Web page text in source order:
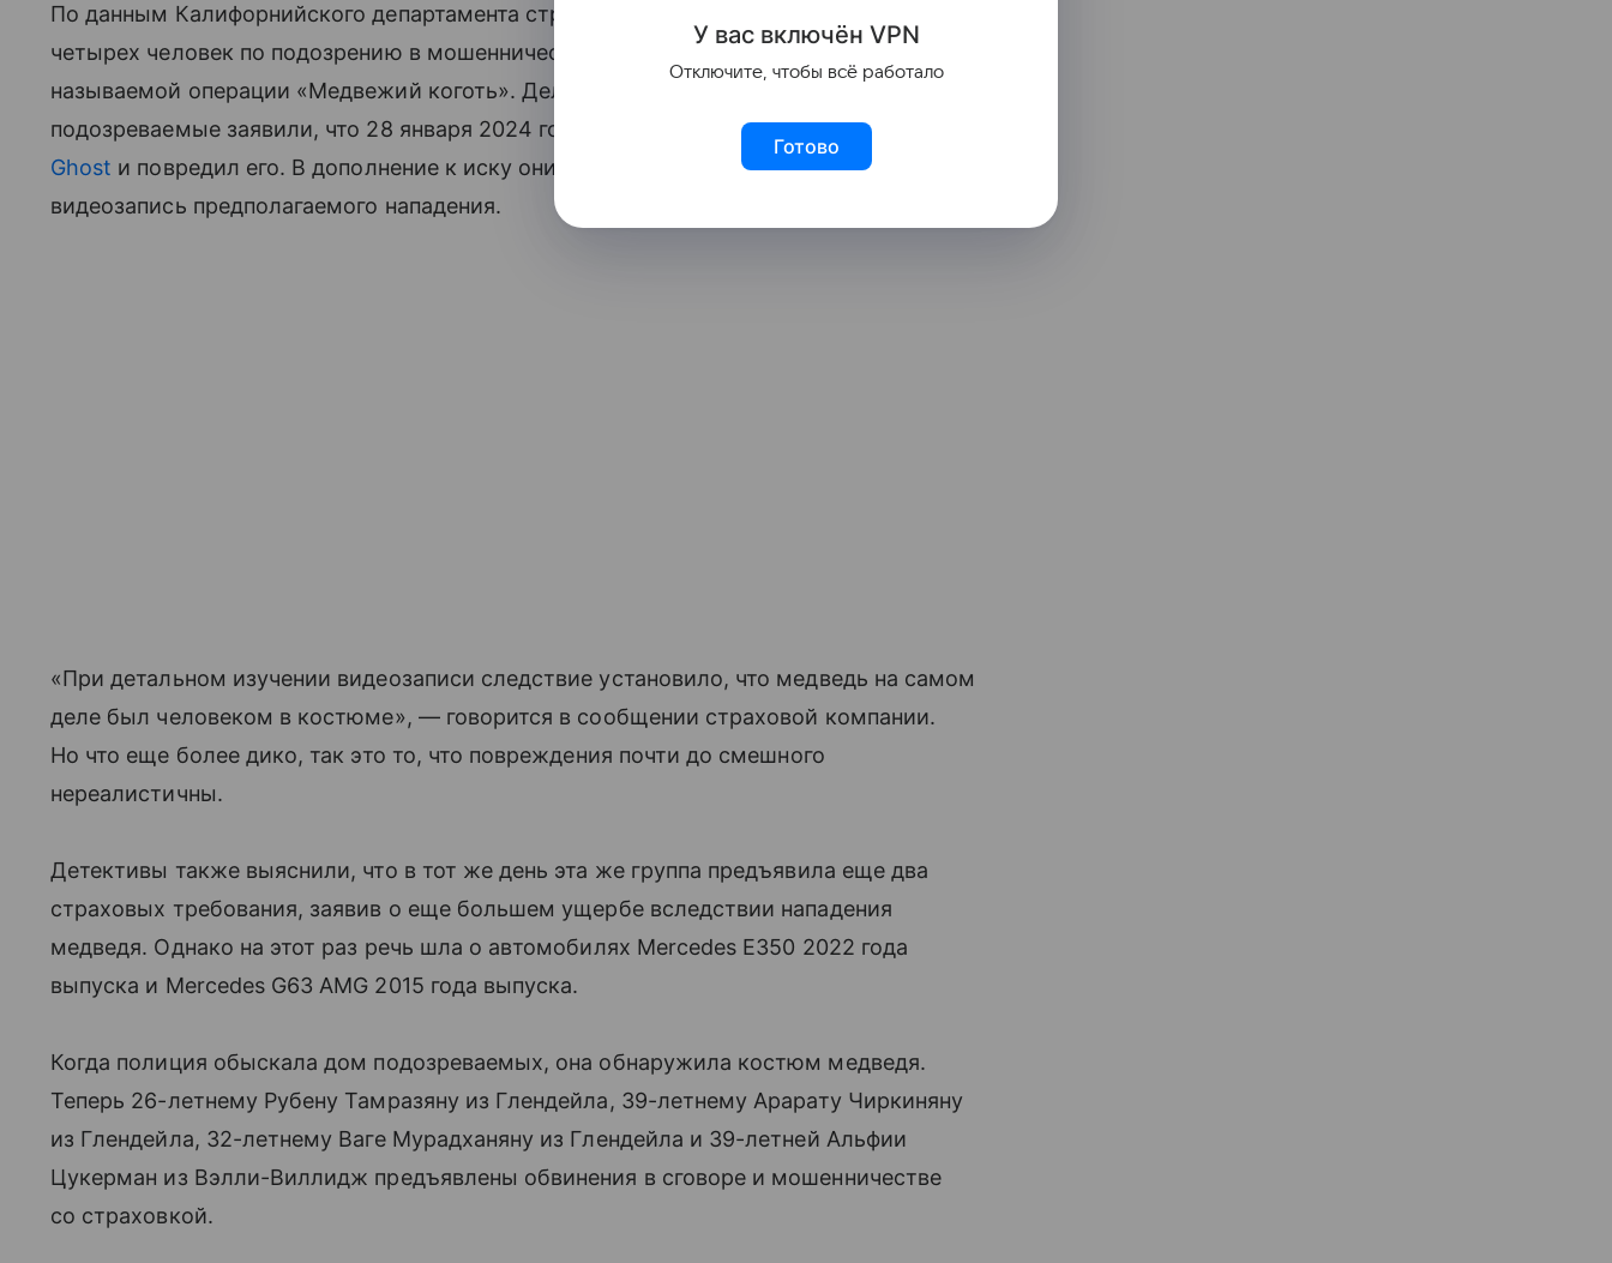
По данным Калифорнийского департамента страхования (CDI), полиция арестовала
четырех человек по подозрению в мошенничестве со страховкой в рамках так
называемой операции «Медвежий коготь». Дело было возбуждено, когда
подозреваемые заявили, что 28 января 2024 года медведь забрался в ихRolls-Royce
Ghost и повредил его. В дополнение к иску они отправили в страховую компанию
видеозапись предполагаемого нападения.
«При детальном изучении видеозаписи следствие установило, что медведь на самом
деле был человеком в костюме», — говорится в сообщении страховой компании.
Но что еще более дико, так это то, что повреждения почти до смешного
нереалистичны.
Детективы также выяснили, что в тот же день эта же группа предъявила еще два
страховых требования, заявив о еще большем ущербе вследствии нападения
медведя. Однако на этот раз речь шла о автомобилях Mercedes E350 2022 года
выпуска и Mercedes G63 AMG 2015 года выпуска.
Когда полиция обыскала дом подозреваемых, она обнаружила костюм медведя.
Теперь 26-летнему Рубену Тамразяну из Глендейла, 39-летнему Арарату Чиркиняну
из Глендейла, 32-летнему Ваге Мурадханяну из Глендейла и 39-летней Альфии
Цукерман из Вэлли-Виллидж предъявлены обвинения в сговоре и мошенничестве
со страховкой.
У вас включён VPN
Отключите, чтобы всё работало
Готово